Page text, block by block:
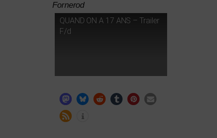
Fornerod
QUAND ON A 17 ANS – Trailer
F/d